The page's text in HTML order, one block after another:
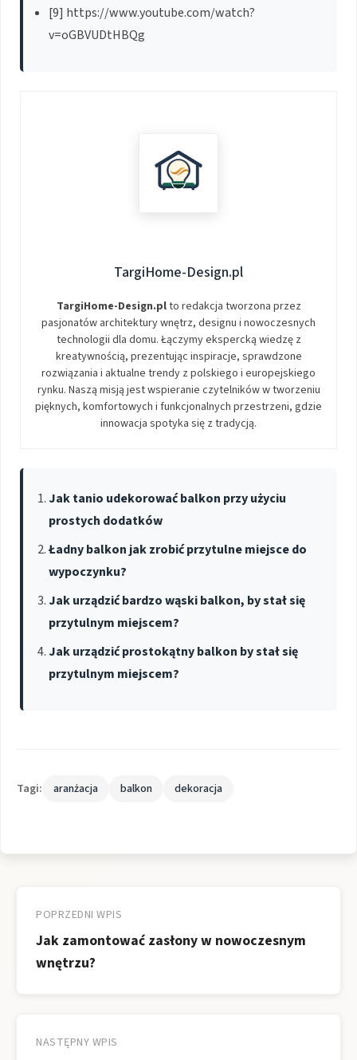
[9] https://www.youtube.com/watch?
v=oGBVUDtHBQg
TargiHome-Design.pl
TargiHome-Design.plto redakcja tworzona przez
pasjonatów architektury wnętrz, designu i nowoczesnych
technologii dla domu. Łączymy ekspercką wiedzę z
kreatywnością, prezentując inspiracje, sprawdzone
rozwiązania i aktualne trendy z polskiego i europejskiego
rynku. Naszą misją jest wspieranie czytelników w tworzeniu
pięknych, komfortowych i funkcjonalnych przestrzeni, gdzie
innowacja spotyka się z tradycją.
Jak tanio udekorować balkon przy użyciu
prostych dodatków
Ładny balkon jak zrobić przytulne miejsce do
wypoczynku?
Jak urządzić bardzo wąski balkon, by stał się
przytulnym miejscem?
Jak urządzić prostokątny balkon by stał się
przytulnym miejscem?
Tagi: aranżacja balkon dekoracja
wpisu
POPRZEDNI WPIS
Jak zamontować zasłony w nowoczesnym
wnętrzu?
NASTĘPNY WPIS